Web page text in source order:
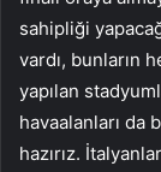
sahipliği
vardı, bunların
yapılan
havaalanları da
hazırız.